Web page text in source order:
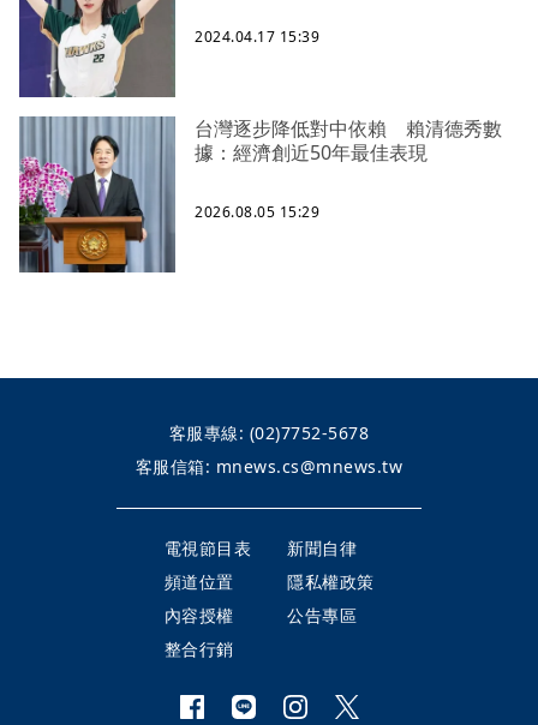
2024.04.17 15:39
台灣逐步降低對中依賴 賴清德秀數
據：經濟創近50年最佳表現
2026.08.05 15:29
客服專線: (02)7752-5678
客服信箱: mnews.cs@mnews.tw
電視節目表
新聞自律
頻道位置
隱私權政策
內容授權
公告專區
整合行銷